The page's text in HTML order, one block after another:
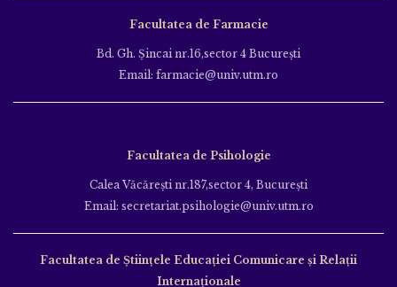
Facultatea de Farmacie
Bd. Gh. Şincai nr.16,sector 4 Bucureşti
Email: farmacie@univ.utm.ro
Facultatea de Psihologie
Calea Văcăreşti nr.187,sector 4, Bucureşti
Email: secretariat.psihologie@univ.utm.ro
Facultatea de Ştiinţele Educației Comunicare și Relații
Internaționale